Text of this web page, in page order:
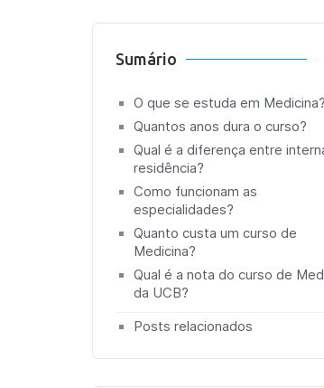
Sumário
O que se estuda em Medicina?
Quantos anos dura o curso?
Qual é a diferença entre
residência?
Como funcionam as
especialidades?
Quanto custa um curso de
Medicina?
Qual é a nota do curso de
da UCB?
Posts relacionados